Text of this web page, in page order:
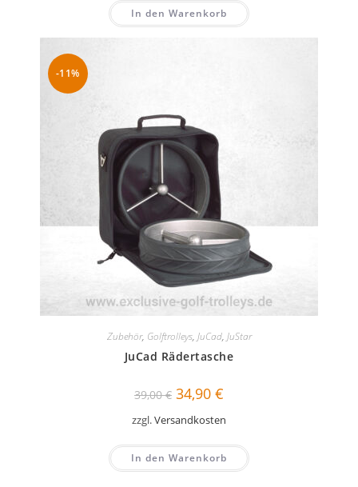
In den Warenkorb
-11%
Zubehör, Golftrolleys, JuCad, JuStar
JuCad Rädertasche
39,00€ Ursprünglicher
Preis
war:
39,00 €
34,90 €
34,90 €.
zzgl.Versandkosten
In den Warenkorb